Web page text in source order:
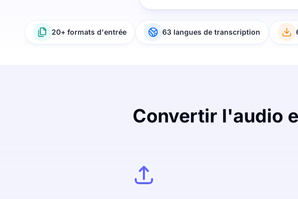
20+ formats d'entrée 63 langues de transcription
Convertir l'audio